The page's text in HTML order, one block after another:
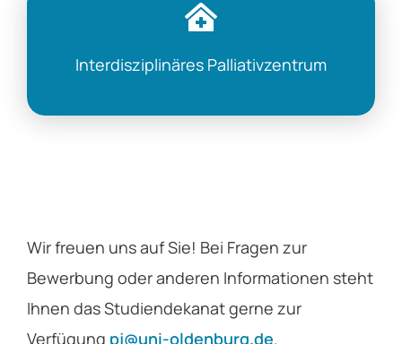
Interdisziplinäres Palliativzentrum
Wir freuen uns auf Sie! Bei Fragen zur
Bewerbung oder anderen Informationen steht
Ihnen das Studiendekanat gerne zur
Verfügung pj@uni-oldenburg.de.